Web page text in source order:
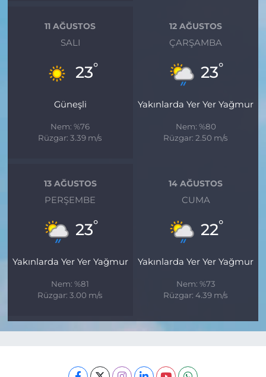
11 AĞUSTOS
SALI
23°
Güneşli
Nem: %76
Rüzgar: 3.39 m/s
12 AĞUSTOS
ÇARŞAMBA
23°
Yakınlarda Yer Yer Yağmur
Nem: %80
Rüzgar: 2.50 m/s
13 AĞUSTOS
PERŞEMBE
23°
Yakınlarda Yer Yer Yağmur
Nem: %81
Rüzgar: 3.00 m/s
14 AĞUSTOS
CUMA
22°
Yakınlarda Yer Yer Yağmur
Nem: %73
Rüzgar: 4.39 m/s